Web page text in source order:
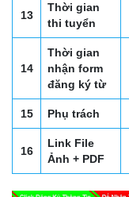
13
Thời gian
thi tuyển
14
Thời gian
nhận form
đăng ký từ
15 Phụ trách
16
Link File
Ảnh + PDF